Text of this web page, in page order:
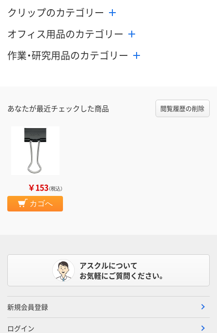
クリップのカテゴリー
オフィス用品のカテゴリー
作業・研究用品のカテゴリー
あなたが最近チェックした商品 閲覧履歴の削除
￥153（税込）
カゴへ
アスクルについて
お気軽にご質問ください。
新規会員登録
ログイン